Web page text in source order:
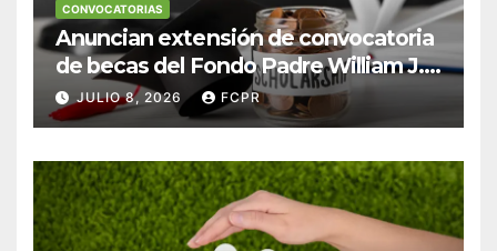
CONVOCATORIAS
Anuncian extensión de convocatoria
de becas del Fondo Padre William J.
Hendricks, SJ para estudiantes del
Colegio San Ignacio
JULIO 8, 2026 FCPR